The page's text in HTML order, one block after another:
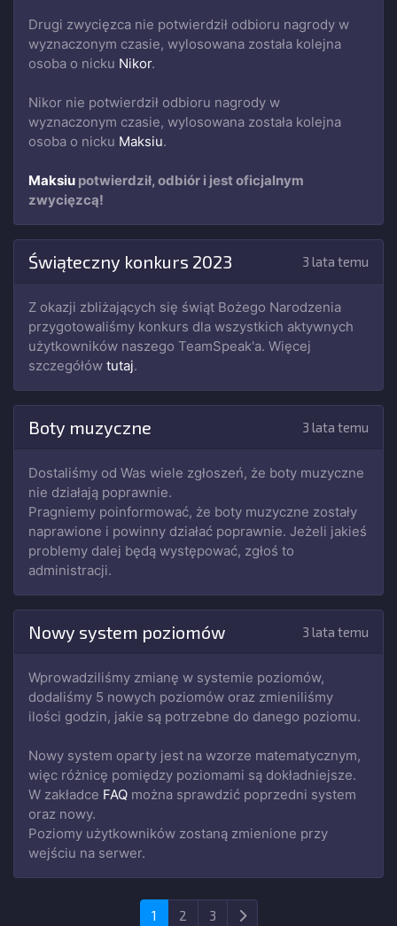
Drugi zwycięzca nie potwierdził odbioru nagrody w
wyznaczonym czasie, wylosowana została kolejna
osoba o nicku Nikor.
Nikor nie potwierdził odbioru nagrody w
wyznaczonym czasie, wylosowana została kolejna
osoba o nicku Maksiu.
Maksiu potwierdził, odbiór i jest oficjalnym
zwycięzcą!
Świąteczny konkurs 2023 3 lata temu
Z okazji zbliżających się świąt Bożego Narodzenia
przygotowaliśmy konkurs dla wszystkich aktywnych
użytkowników naszego TeamSpeak'a. Więcej
szczegółów tutaj.
Boty muzyczne 3 lata temu
Dostaliśmy od Was wiele zgłoszeń, że boty muzyczne
nie działają poprawnie.
Pragniemy poinformować, że boty muzyczne zostały
naprawione i powinny działać poprawnie. Jeżeli jakieś
problemy dalej będą występować, zgłoś to
administracji.
Nowy system poziomów 3 lata temu
Wprowadziliśmy zmianę w systemie poziomów,
dodaliśmy 5 nowych poziomów oraz zmieniliśmy
ilości godzin, jakie są potrzebne do danego poziomu.
Nowy system oparty jest na wzorze matematycznym,
więc różnicę pomiędzy poziomami są dokładniejsze.
W zakładce FAQ można sprawdzić poprzedni system
oraz nowy.
Poziomy użytkowników zostaną zmienione przy
wejściu na serwer.
1 2 3 Następna